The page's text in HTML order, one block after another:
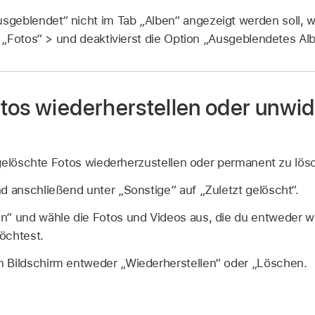
nicht im Tab „Alben“ angezeigt werden soll,
> und deaktivierst die Option „Ausgeblendetes
wiederherstellen oder
Fotos wiederherzustellen oder permanent zu
anschließend unter „Sonstige“ auf „Zuletzt gelöscht“.
und wähle die Fotos und Videos aus, die du entweder
Bildschirm entweder „Wiederherstellen“ oder „Löschen.